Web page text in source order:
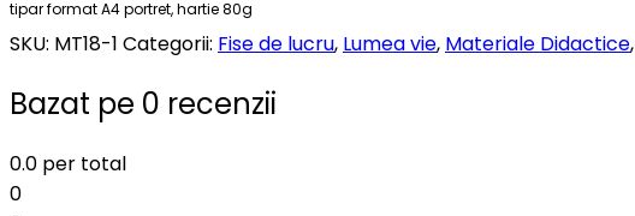
tipar format A4 portret, hartie 80g
SKU: MT18-1 Categorii: Fise de lucru, Lumea vie, Materiale Didactice,
Bazat pe 0 recenzii
0.0 per total
0